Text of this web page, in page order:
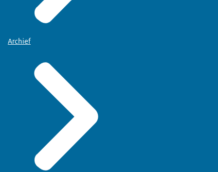
Archief